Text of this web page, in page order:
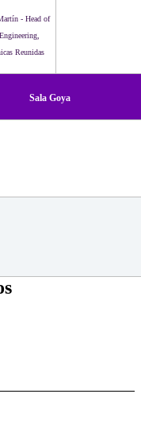
- Head of
Reunidas
Sala Goya